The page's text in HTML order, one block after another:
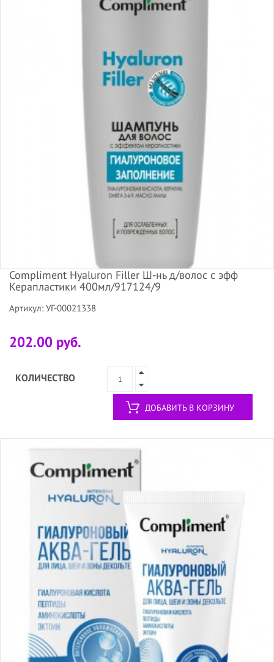
Compliment Hyaluron Filler Ш-нь д/волос с эфф
Керапластики 400мл/917124/9
Артикул: УГ-00021338
202.00 руб.
КОЛИЧЕСТВО
ДОБАВИТЬ В КОРЗИНУ